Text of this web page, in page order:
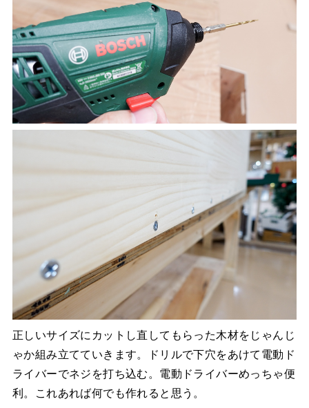
正しいサイズにカットし直してもらった木材をじゃんじ
ゃか組み立てていきます。ドリルで下穴をあけて電動ド
ライバーでネジを打ち込む。電動ドライバーめっちゃ便
利。これあれば何でも作れると思う。